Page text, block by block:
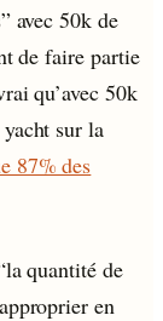
avec 50k de
de faire partie
qu’avec 50k
yacht sur la
87% des
quantité de
en